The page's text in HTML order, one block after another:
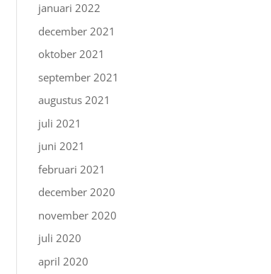
januari 2022
december 2021
oktober 2021
september 2021
augustus 2021
juli 2021
juni 2021
februari 2021
december 2020
november 2020
juli 2020
april 2020